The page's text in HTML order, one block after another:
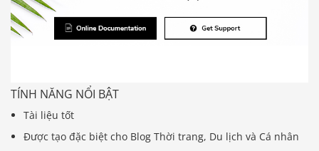
TÍNH NĂNG NỔI BẬT
Tài liệu tốt
Được tạo đặc biệt cho Blog Thời trang, Du lịch và Cá nhân